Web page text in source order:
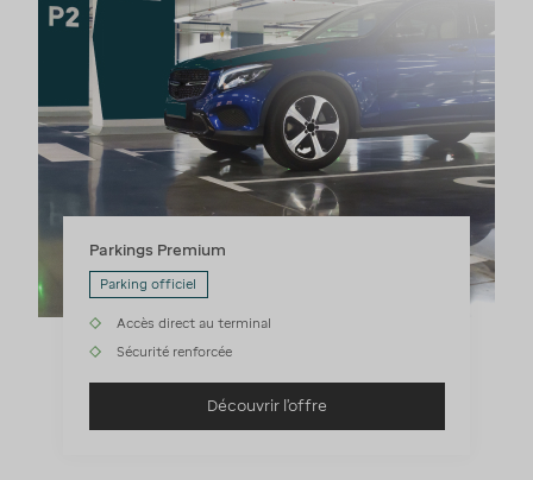
Parkings Premium
Parking officiel
Accès direct au terminal
Sécurité renforcée
Découvrir l'offre